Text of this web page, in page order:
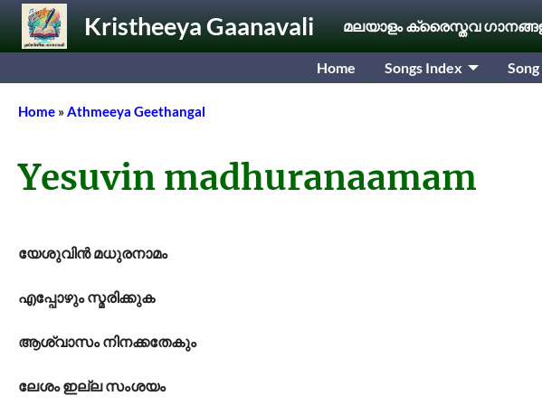
Skip to main contentKristheeya Gaanavali മലയാളം ക്രൈസ്തവ
Home Songs Index
Breadcrumb
Home Athmeeya Geethangal
Yesuvin madhuranaamam
യേശുവിൻ മധുരനാമം
എപ്പോഴും സ്മരിക്കുക
ആശ്വാസം നിനക്കതേകും
ലേശം ഇല്ല സംശയം